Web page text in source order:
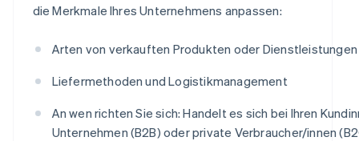
die Merkmale Ihres Unternehmens anpassen:
Arten von verkauften Produkten oder Dienstleistungen
Liefermethoden und Logistikmanagement
An wen richten Sie sich: Handelt es sich bei Ihren
Unternehmen (B2B) oder private Verbraucher/innen